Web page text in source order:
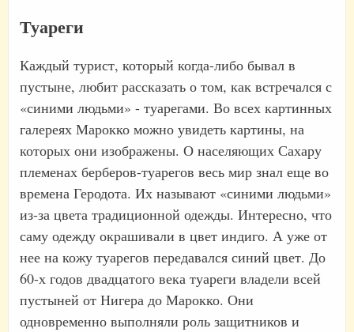
Туареги
Каждый турист, который когда-либо бывал в
пустыне, любит рассказать о том, как встречался с
«синими людьми» - туарегами. Во всех картинных
галереях Марокко можно увидеть картины, на
которых они изображены. О населяющих Сахару
племенах берберов-туарегов весь мир знал еще во
времена Геродота. Их называют «синими людьми»
из-за цвета традиционной одежды. Интересно, что
саму одежду окрашивали в цвет индиго. А уже от
нее на кожу туарегов передавался синий цвет. До
60-х годов двадцатого века туареги владели всей
пустыней от Нигера до Марокко. Они
одновременно выполняли роль защитников и